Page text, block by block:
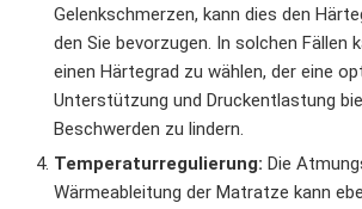
Gelenkschmerzen, kann dies den
den Sie bevorzugen. In solchen Fällen
einen Härtegrad zu wählen, der eine
Unterstützung und Druckentlastung
Beschwerden zu lindern.
Temperaturregulierung: Die
Wärmeableitung der Matratze kann